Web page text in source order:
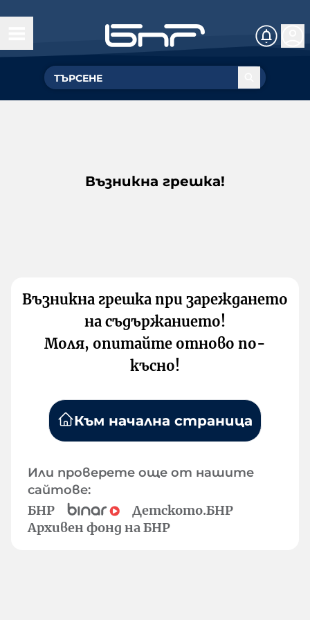
Възникна грешка!
Възникна грешка при зареждането
на съдържанието!
Моля, опитайте отново по-
късно!
Към начална страница
Или проверете още от нашите
сайтове:
БНР
Детското.БНР
Архивен фонд на БНР